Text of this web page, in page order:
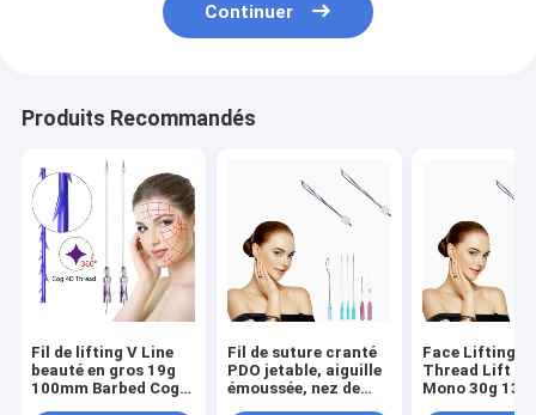
Continuer
Produits Recommandés
Fil de lifting V Line
beauté en gros 19g
100mm Barbed Cog
Fil de suture cranté
PDO jetable, aiguille
émoussée, nez de
Face Lifting
Thread Lift
Mono 30g